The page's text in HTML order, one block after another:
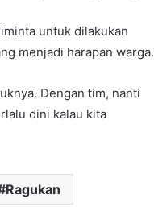
untuk dilakukan
menjadi harapan warga.
Dengan tim, nanti
dini kalau kita
Ragukan